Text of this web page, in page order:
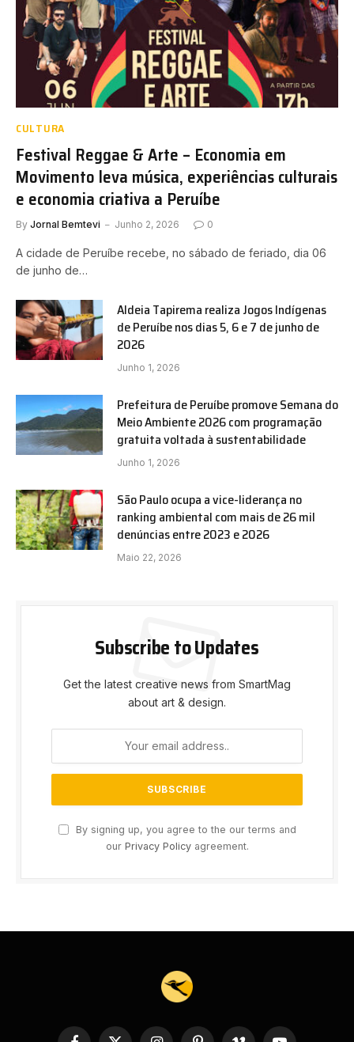
CULTURA
Festival Reggae & Arte – Economia em
Movimento leva música, experiências culturais
e economia criativa a Peruíbe
By Jornal Bemtevi Junho 2, 2026 0
A cidade de Peruíbe recebe, no sábado de feriado, dia 06
de junho de…
Aldeia Tapirema realiza Jogos Indígenas
de Peruíbe nos dias 5, 6 e 7 de junho de
2026
Junho 1, 2026
Prefeitura de Peruíbe promove Semana do
Meio Ambiente 2026 com programação
gratuita voltada à sustentabilidade
Junho 1, 2026
São Paulo ocupa a vice-liderança no
ranking ambiental com mais de 26 mil
denúncias entre 2023 e 2026
Maio 22, 2026
Subscribe to Updates
Get the latest creative news from SmartMag
about art & design.
By signing up, you agree to the our terms and
our Privacy Policyagreement.